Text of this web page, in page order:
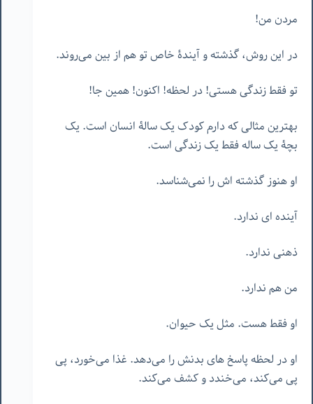
مردن من!
در این روش، گذشته و آیندۀ خاص تو هم از بین می‌روند.
تو فقط زندگی هستی! در لحظه! اکنون! همین جا!
بهترین مثالی که دارم کودک یک سالۀ انسان است. یک
بچۀ یک ساله فقط یک زندگی است.
او هنوز گذشته اش را نمی‌شناسد.
آینده ای ندارد.
ذهنی ندارد.
من هم ندارد.
او فقط هست. مثل یک حیوان.
او در لحظه پاسخ های بدنش را می‌دهد. غذا می‌خورد، پی
پی می‌کند، می‌خندد و کشف می‌کند.